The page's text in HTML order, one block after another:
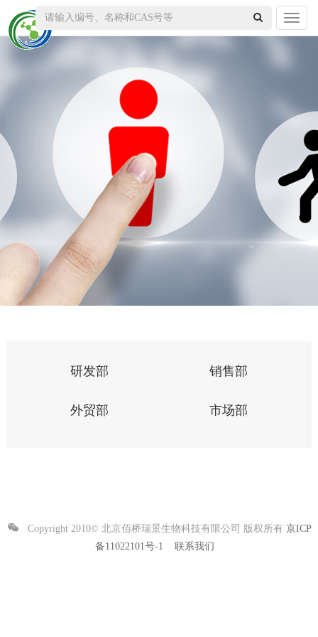
研发部 销售部
外贸部 市场部
Copyright 2010© 北京佰桥瑞景生物科技有限公司 版权所有 京ICP
备11022101号-1
联系我们